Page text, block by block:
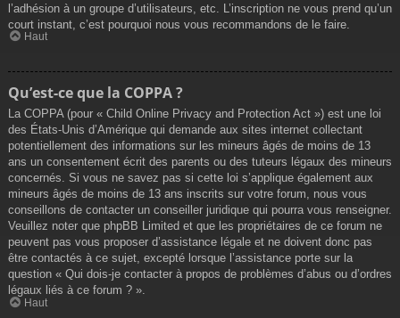
l’adhésion à un groupe d’utilisateurs, etc. L’inscription ne vous prend qu’un
court instant, c’est pourquoi nous vous recommandons de le faire.
Haut
Qu’est-ce que la COPPA ?
La COPPA (pour « Child Online Privacy and Protection Act ») est une loi
des États-Unis d’Amérique qui demande aux sites internet collectant
potentiellement des informations sur les mineurs âgés de moins de 13
ans un consentement écrit des parents ou des tuteurs légaux des mineurs
concernés. Si vous ne savez pas si cette loi s’applique également aux
mineurs âgés de moins de 13 ans inscrits sur votre forum, nous vous
conseillons de contacter un conseiller juridique qui pourra vous renseigner.
Veuillez noter que phpBB Limited et que les propriétaires de ce forum ne
peuvent pas vous proposer d’assistance légale et ne doivent donc pas
être contactés à ce sujet, excepté lorsque l’assistance porte sur la
question « Qui dois-je contacter à propos de problèmes d’abus ou d’ordres
légaux liés à ce forum ? ».
Haut